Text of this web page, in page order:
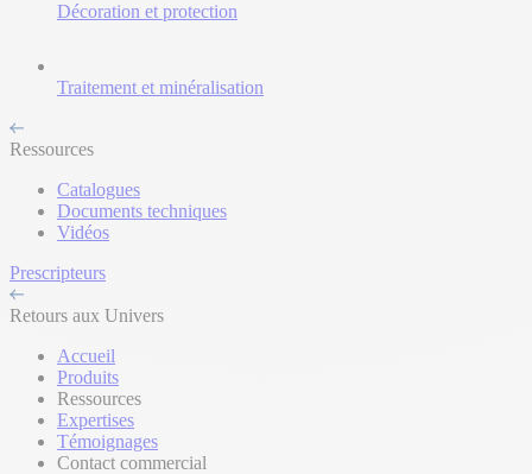
Décoration et protection
Traitement et minéralisation
Ressources
Catalogues
Documents techniques
Vidéos
Prescripteurs
Retours aux Univers
Accueil
Produits
Ressources
Expertises
Témoignages
Contact commercial